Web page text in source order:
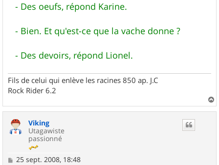
- Des oeufs, répond Karine.
- Bien. Et qu'est-ce que la vache donne ?
- Des devoirs, répond Lionel.
Fils de celui qui enlève les racines 850 ap. J.C
Rock Rider 6.2
a
Viking
Utagawiste
passionné
M
25 sept. 2008, 18:48